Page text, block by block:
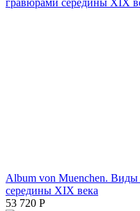
Album von Muenchen.
середины XIX века
53 720 Р